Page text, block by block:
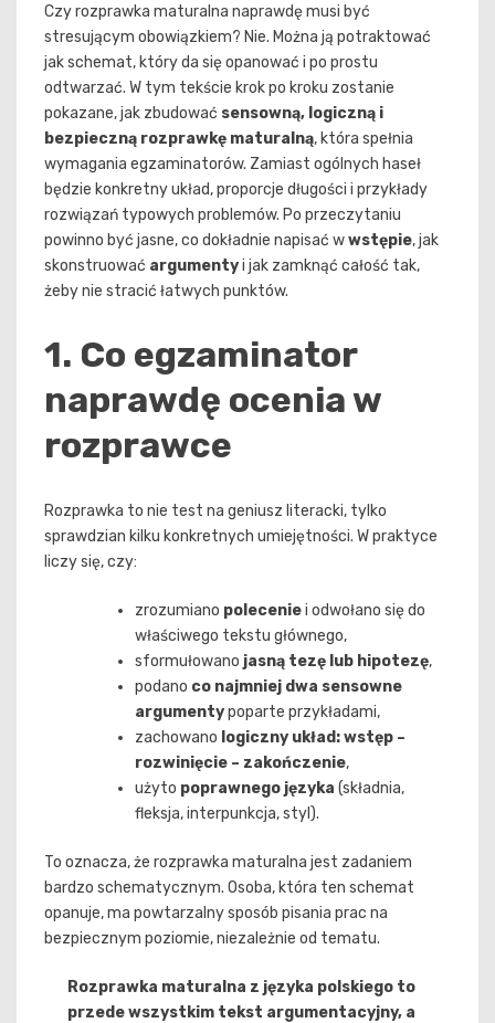
Czy rozprawka maturalna naprawdę musi być
stresującym obowiązkiem? Nie. Można ją potraktować
jak schemat, który da się opanować i po prostu
odtwarzać. W tym tekście krok po kroku zostanie
pokazane, jak zbudować sensowną, logiczną i
bezpieczną rozprawkę maturalną, która spełnia
wymagania egzaminatorów. Zamiast ogólnych haseł
będzie konkretny układ, proporcje długości i przykłady
rozwiązań typowych problemów. Po przeczytaniu
powinno być jasne, co dokładnie napisać wwstępie, jak
skonstruować argumentyi jak zamknąć całość tak,
żeby nie stracić łatwych punktów.
1. Co egzaminator
naprawdę ocenia w
rozprawce
Rozprawka to nie test na geniusz literacki, tylko
sprawdzian kilku konkretnych umiejętności. W praktyce
liczy się, czy:
zrozumiano poleceniei odwołano się do
właściwego tekstu głównego,
sformułowano jasną tezę lub hipotezę,
podano co najmniej dwa sensowne
argumentypoparte przykładami,
zachowano logiczny układ: wstęp –
rozwinięcie – zakończenie,
użyto poprawnego języka (składnia,
fleksja, interpunkcja, styl).
To oznacza, że rozprawka maturalna jest zadaniem
bardzo schematycznym. Osoba, która ten schemat
opanuje, ma powtarzalny sposób pisania prac na
bezpiecznym poziomie, niezależnie od tematu.
Rozprawka maturalna z języka polskiego to
przede wszystkim tekst argumentacyjny, a